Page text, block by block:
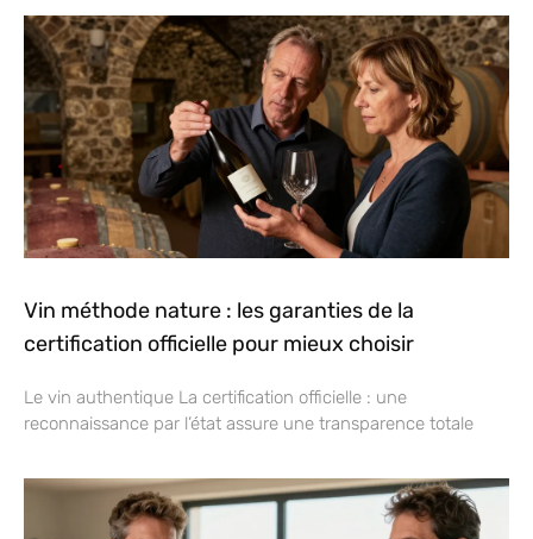
Vin méthode nature : les garanties de la
certification officielle pour mieux choisir
Le vin authentique La certification officielle : une
reconnaissance par l’état assure une transparence totale